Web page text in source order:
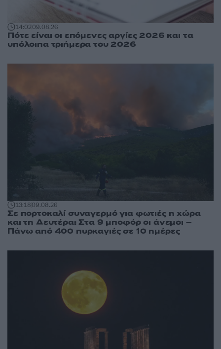
14:0209.08.26
Πότε είναι οι επόμενες αργίες 2026 και τα
υπόλοιπα τριήμερα του 2026
13:1809.08.26
Σε πορτοκαλί συναγερμό για φωτιές η χώρα
και τη Δευτέρα: Στα 9 μποφόρ οι άνεμοι –
Πάνω από 400 πυρκαγιές σε 10 ημέρες